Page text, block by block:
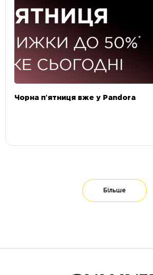
Чорна пʼятниця вже у Pandora
Більше